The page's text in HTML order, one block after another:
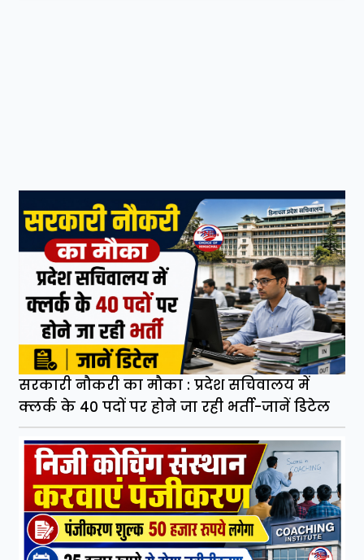
सरकारी नौकरी का मौका : प्रदेश सचिवालय में
क्लर्क के 40 पदों पर होने जा रही भर्ती-जानें डिटेल